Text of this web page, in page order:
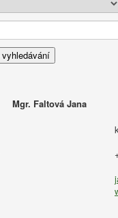
Mgr. Faltová Jana